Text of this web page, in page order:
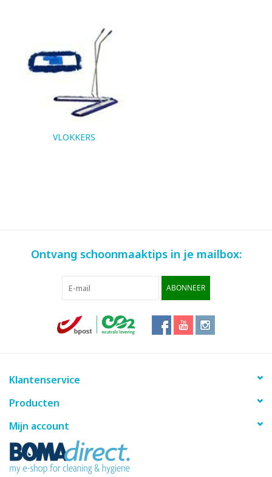
VLOKKERS
Ontvang schoonmaaktips in je mailbox:
ABONNEER
Klantenservice
Producten
Mijn account